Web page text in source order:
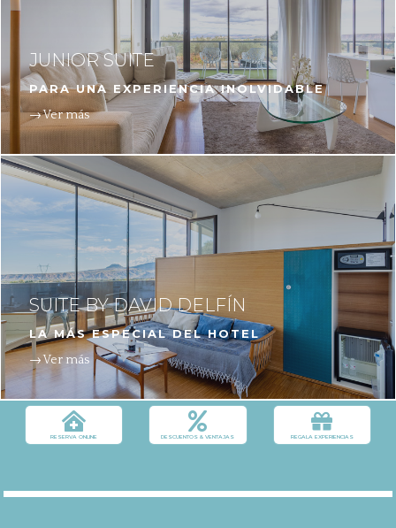
JUNIOR SUITE
PARA UNA EXPERIENCIA INOLVIDABLE
→ Ver más
SUITE BY DAVID DELFÍN
LA MÁS ESPECIAL DEL HOTEL
→ Ver más

RESERVA ONLINE

DESCUENTOS & VENTAJAS

REGALA EXPERIENCIAS